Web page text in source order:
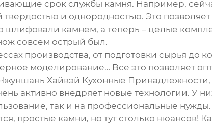
срок службы камня. Например,
и однородностью. Это позволяет
шлифовали камнем, а теперь – целые
совсем острый был.
производства, от подготовки сырья до
моделирование… Все это позволяет
Хайвэй Кухонные Принадлежности,
активно внедряет новые технологии. У
так и на профессиональные нужды.
простые камни, но тут столько нюансов!